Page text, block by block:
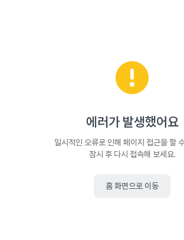
에러가 발생했어요
일시적인 오류로 인해 페이지 접근을 할
잠시 후 다시 접속해 보세요.
홈 화면으로 이동